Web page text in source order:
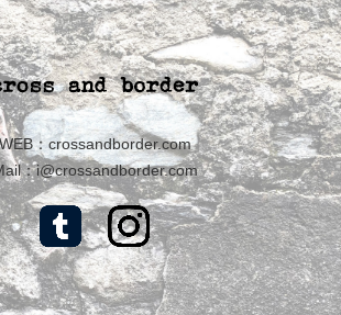
：crossandborder.com
：i@crossandborder.com